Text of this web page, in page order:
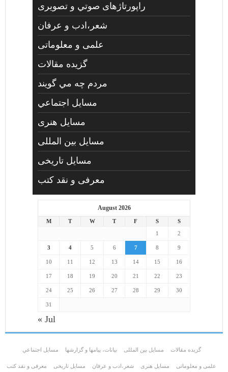
راپورتاژهای صوتي و تصويری
شعر،ادب و عرفان
علمی و معلوماتی
گزیده مقالات
مردم چه مي گويند
مسايل اجتماعي
مسايل هنری
مسایل بین المللی
مسایل تاریخی
معرفی و نقد کتب
August 2026
M T W T F S
S
1
2
3 4 5 6 7 8 9
10 11 12 13 14 15 16
17 18 19 20 21 22 23
24 25 26 27 28 29 30
31
« Jul
گزیده مقالات مسایل بین المللی بیانات، پیامها و گزارشها مسايل اجتماعي
علمی و معلوماتی مسايل هنری شعر،ادب و عرفان مسایل تاریخی معرفی و نقد کتب